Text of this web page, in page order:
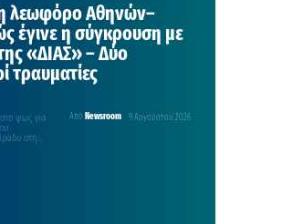
λεωφόρο Αθηνών–
έγινε η σύγκρουση με
«ΔΙΑΣ» – Δύο
τραυματίες
Από Newsroom 9 Αυγούστου 2026
στο φως για
στη